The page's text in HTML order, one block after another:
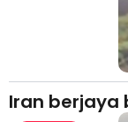
Iran berjaya